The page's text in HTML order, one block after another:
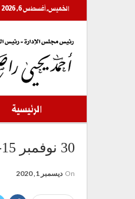
الخميس, أغسطس 6, 2026
الرئيسية
30 نوفمبر 15-20م والمحتلون الجدد
On ديسمبر 1, 2020